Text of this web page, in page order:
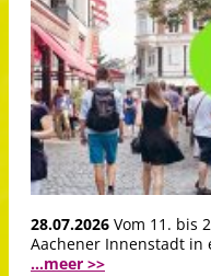
28.07.2026 Vom 11. bis
Aachener Innenstadt
...meer >>